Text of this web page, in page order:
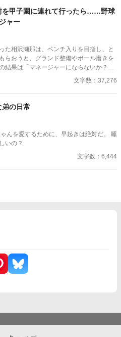
を甲子園に連れて行ったら……野球
ャー
た相沢瀬那は、ベンチ入りを目指し、と
らおうと、グランド整備やボール磨きを
結果は「マネージャーにならないか？」
瀬那は葛藤の末、マネージャーに転身す
ッチャーの戸田遼悠。瀬那は遼悠の才
ような努力をしている事を知る。
文字数：37,276
弟の日常
んを愛するために、早起きは絶対だ。 睡
いの？
文字数：6,444